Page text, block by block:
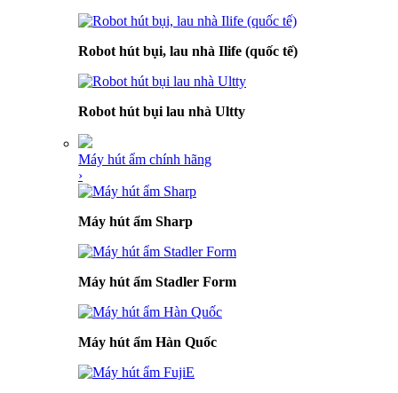
Robot hút bụi, lau nhà Ilife (quốc tế)
Robot hút bụi lau nhà Ultty
Máy hút ẩm chính hãng
›
Máy hút ẩm Sharp
Máy hút ẩm Stadler Form
Máy hút ẩm Hàn Quốc